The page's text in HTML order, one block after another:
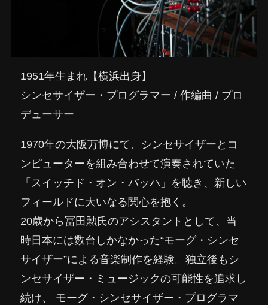
1951年生まれ【横浜出身】
シンセサイザー・プログラマー / 作編曲 / プロ
デューサー
1970年の大阪万博にて、シンセサイザーとコ
ンピューターを組み合わせて演奏されていた
「スイッチド・オン・バッハ」を聴き、新しい
フィールドに大いなる関心を抱く。
20歳から冨田勲氏のアシスタントとして、当
時日本には数台しかなかった“モーグ・シンセ
サイザー”による音楽制作を経験。独立後もシ
ンセサイザー・ミュージックの可能性を追求し
続け、 モーグ・シンセサイザー・プログラマ